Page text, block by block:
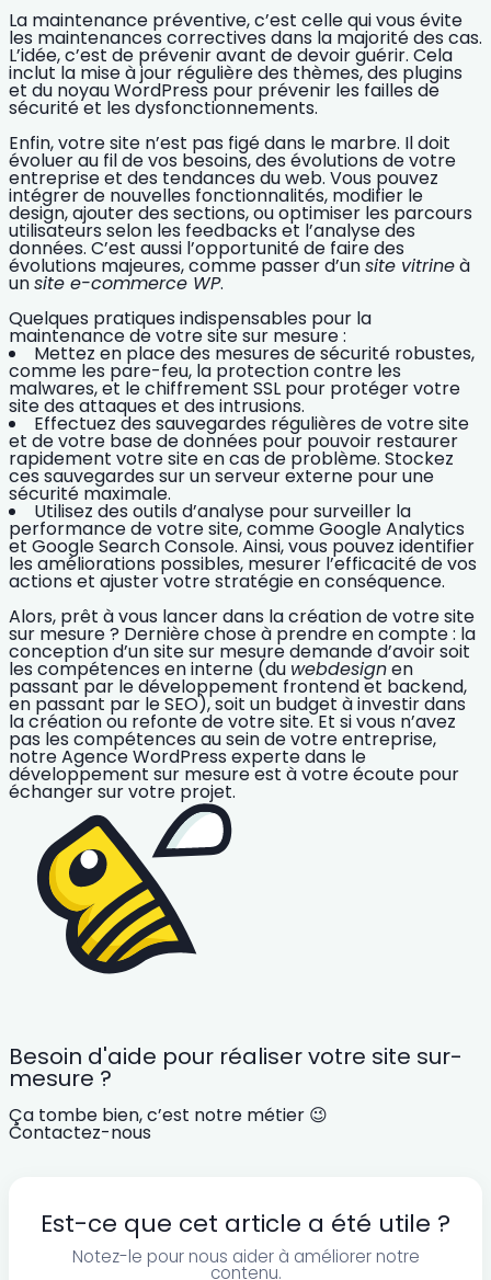
La maintenance préventive, c’est celle qui vous évite
les maintenances correctives dans la majorité des cas.
L’idée, c’est de prévenir avant de devoir guérir. Cela
inclut la mise à jour régulière des thèmes, des plugins
et du noyau WordPress pour prévenir les failles de
sécurité et les dysfonctionnements.
Enfin, votre site n’est pas figé dans le marbre. Il doit
évoluer au fil de vos besoins, des évolutions de votre
entreprise et des tendances du web. Vous pouvez
intégrer de nouvelles fonctionnalités, modifier le
design, ajouter des sections, ou optimiser les parcours
utilisateurs selon les feedbacks et l’analyse des
données. C’est aussi l’opportunité de faire des
évolutions majeures, comme passer d’unsite vitrineà
unsite e-commerce WP.
Quelques pratiques indispensables pour la
maintenance de votre site sur mesure :
Mettez en place des mesures de sécurité robustes,
comme les pare-feu, la protection contre les
malwares, et le chiffrement SSL pour protéger votre
site des attaques et des intrusions.
Effectuez des sauvegardes régulières de votre site
et de votre base de données pour pouvoir restaurer
rapidement votre site en cas de problème. Stockez
ces sauvegardes sur un serveur externe pour une
sécurité maximale.
Utilisez des outils d’analyse pour surveiller la
performance de votre site, comme Google Analytics
et Google Search Console. Ainsi, vous pouvez identifier
les améliorations possibles, mesurer l’efficacité de vos
actions et ajuster votre stratégie en conséquence.
Alors, prêt à vous lancer dans lacréation de votre site
sur mesure? Dernière chose à prendre en compte : la
conception d’un site sur mesure demande d’avoir soit
les compétences en interne (du webdesignen
passant par le développement frontend et backend,
en passant par le SEO), soit un budget à investir dans
la création ou refonte de votre site. Et si vous n’avez
pas les compétences au sein de votre entreprise,
notreAgence WordPress expertedans le
développement sur mesureest à votre écoute pour
échanger sur votre projet.
Besoin d'aide pour réaliser votre site sur-
mesure ?
Ça tombe bien, c’est notre métier 😉
Contactez-nous
Est-ce que cet article a été utile ?
Notez-le pour nous aider à améliorer notre
contenu.